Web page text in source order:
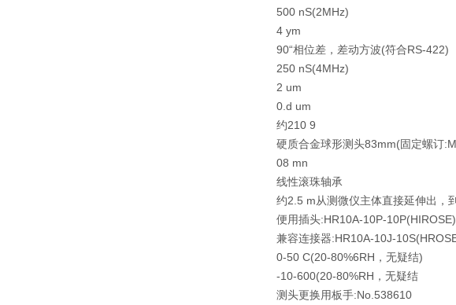
500 nS(2MHz)
4 ym
90“相位差，差动方波(符合RS-422)
250 nS(4MHz)
2 um
0.d um
约210 9
硬质合金球形测头83mm(固定螺订
08 mn
线性滚珠轴承
约2.5 m从测微仪主体直接延伸出，
便用插头:HR10A-10P-
兼容连接器:HR10A-10J-
0-50 C(20-80%6RH，无疑结)
-10-600(20-80%RH，无疑结
测头更换用板手:No.538610